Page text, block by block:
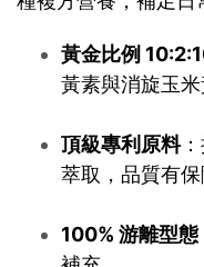
黃金比例
黃素與消旋玉米
頂級專利原料
萃取，品質有保
100% 游離型態